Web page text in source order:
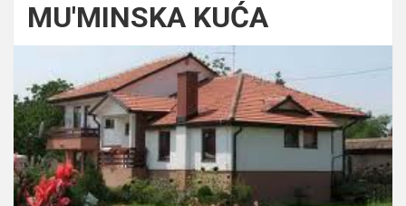
MU'MINSKA KUĆA